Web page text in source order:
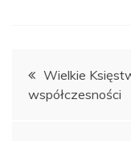
Nawigacja
wpisu
Wielkie
współczesności